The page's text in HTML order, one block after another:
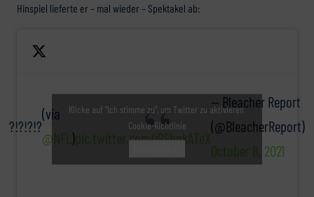
Hinspiel lieferte er – mal wieder – Spektakel ab:
?!?!?!?
(via
@NFL )pic.twitter.com/j9SbgkATeX
— Bleacher Report
(@BleacherReport)
October 8, 2021
Klicke auf "Ich stimme zu", um Twitter zu aktivieren
Cookie-Richtlinie